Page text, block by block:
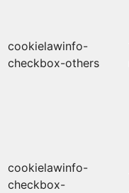
cookielawinfo-
checkbox-others
cookielawinfo-
checkbox-